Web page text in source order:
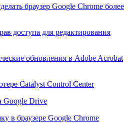
браузер Google Chrome более
доступа для редактирования
обновления в Adobe Acrobat
Catalyst Control Center
Google Drive
в браузере Google Chrome